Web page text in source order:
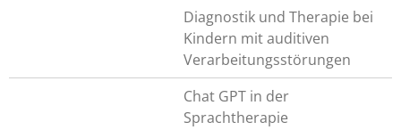
Diagnostik und Therapie bei
Kindern mit auditiven
Verarbeitungsstörungen
Chat GPT in der
Sprachtherapie